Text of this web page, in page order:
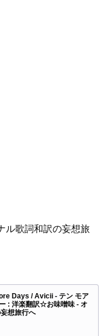
ル歌詞和訳の妄想旅
Days / Avicii - テン モア
: 洋楽翻訳☆お味噌味 - オ
想旅行へ